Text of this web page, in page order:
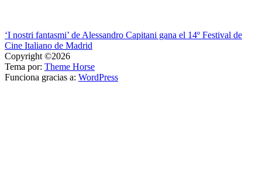
Navegación
de
entradas
‘I nostri fantasmi’ de Alessandro Capitani gana el 14º Festival de
Cine Italiano de Madrid
Copyright ©2026
Tema por: Theme Horse
Funciona gracias a: WordPress